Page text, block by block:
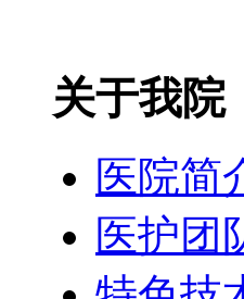
关于我院
医院简
医护团